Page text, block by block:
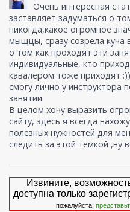
Очень интересная
заставляет задуматься о
никогда,какое огромное
мыщцы, сразу созрела куча
о том как проходят эти
индивидуальные, кто
кавалером тоже приходят
смогу лично у инструктора
занятии.
В целом хочу выразить
сайту, здесь я всегда
полезных нужностей для
следить за этой темкой ,ну
Извините,
доступна только
пожалуйста,